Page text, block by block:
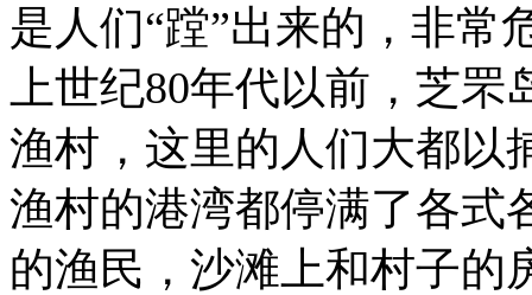
是人们“蹚”出来的，非常
上世纪80年代以前，芝
渔村，这里的人们大都以
渔村的港湾都停满了各式
的渔民，沙滩上和村子的